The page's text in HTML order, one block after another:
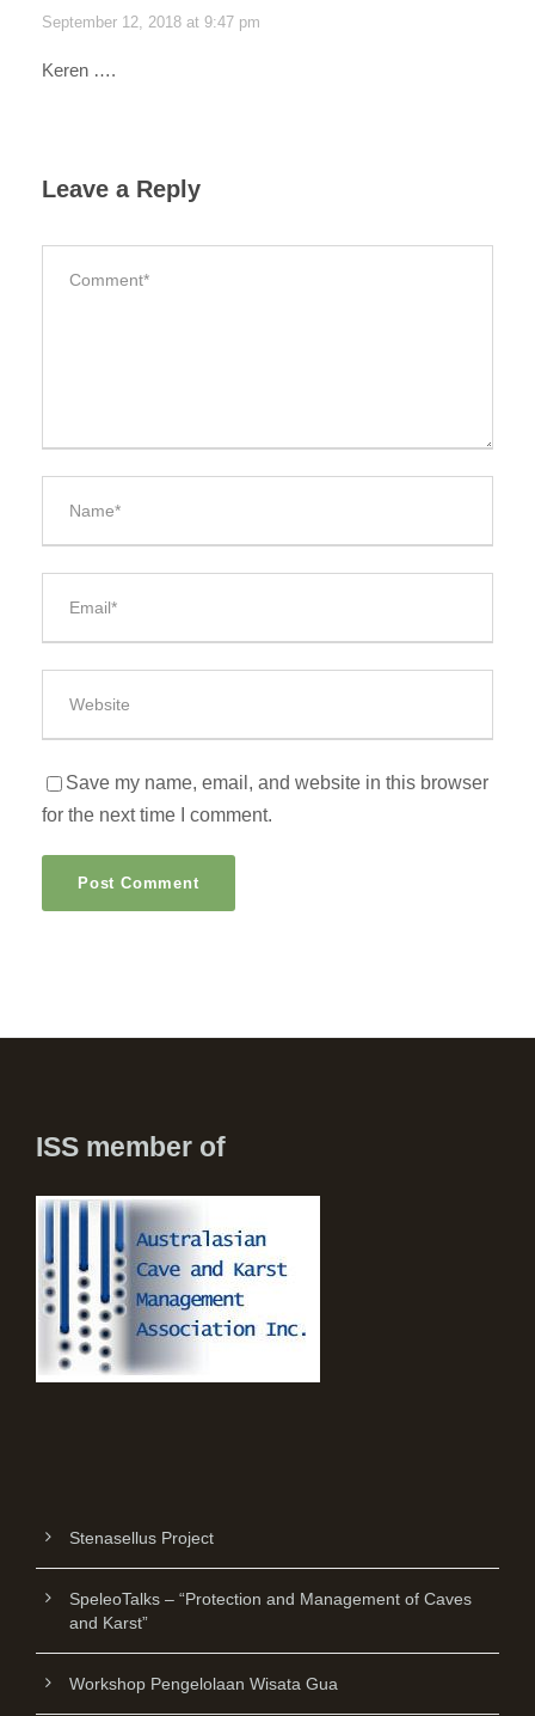
September 12, 2018 at 9:47 pm
Keren ….
Leave a Reply
Save my name, email, and website in this browser
for the next time I comment.
ISS member of
Stenasellus Project
SpeleoTalks – “Protection and Management of Caves
and Karst”
Workshop Pengelolaan Wisata Gua